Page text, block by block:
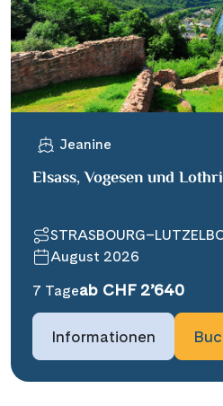
Jeanine
Elsass, Vogesen und
August 2026
7 Tageab CHF 2’640
Informationen